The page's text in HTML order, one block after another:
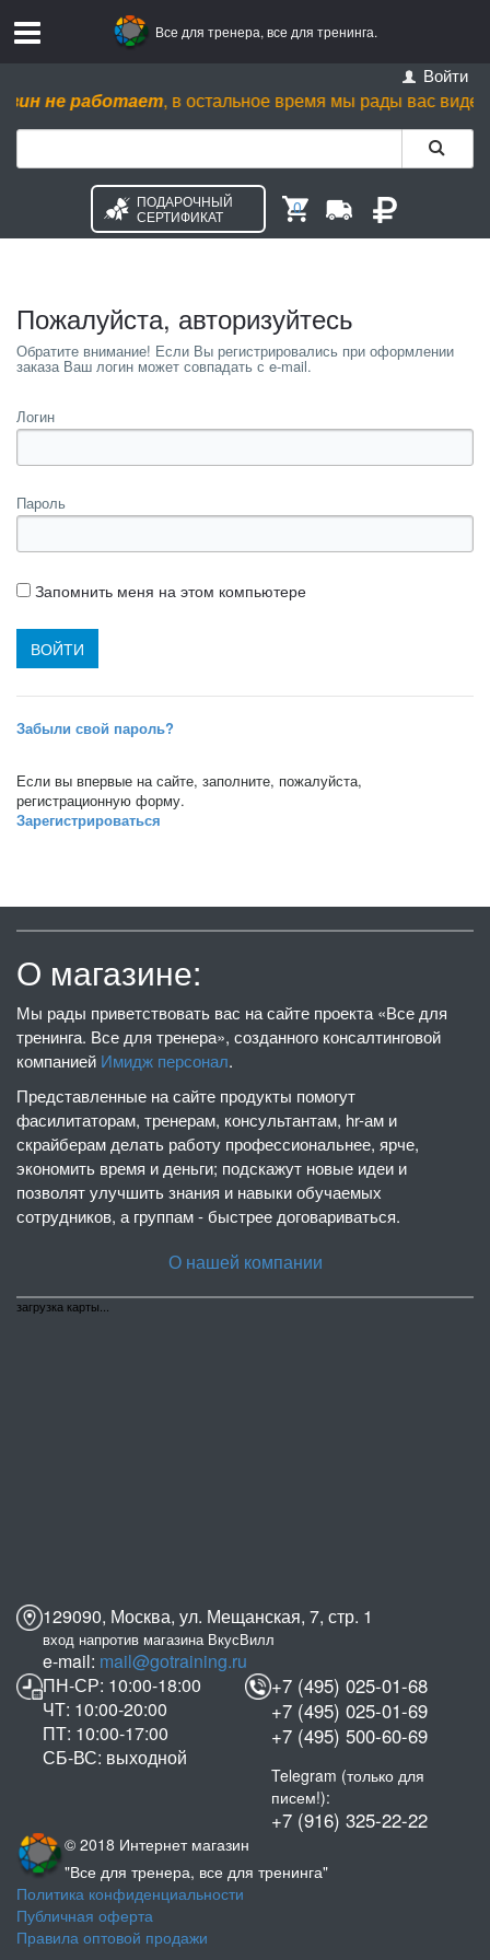
Все для тренера, все для тренинга.
Войти
не работает, в остальное время мы рады вас видеть
ПОДАРОЧНЫЙ
СЕРТИФИКАТ
0
Пожалуйста, авторизуйтесь
Логин
Пароль
Запомнить меня на этом компьютере
Забыли свой пароль?
Если вы впервые на сайте, заполните, пожалуйста,
регистрационную форму.
Зарегистрироваться
загрузка карты...
О магазине:
Мы рады приветствовать вас на сайте проекта «Все для
тренинга. Все для тренера», созданного консалтинговой
компанией Имидж персонал.
Представленные на сайте продукты помогут
фасилитаторам, тренерам, консультантам, hr-ам и
скрайберам делать работу профессиональнее, ярче,
экономить время и деньги; подскажут новые идеи и
позволят улучшить знания и навыки обучаемых
сотрудников, а группам - быстрее договариваться.
О нашей компании
129090, Москва, ул. Мещанская, 7, стр. 1
вход напротив магазина ВкусВилл
e-mail: mail@gotraining.ru
ПН-СР: 10:00-18:00
ЧТ: 10:00-20:00
ПТ: 10:00-17:00
СБ-ВС: выходной
+7 (495) 025-01-68
+7 (495) 025-01-69
+7 (495) 500-60-69
Telegram (только для
писем!):
+7 (916) 325-22-22
© 2018 Интернет магазин
"Все для тренера, все для тренинга"
Политика конфиденциальности
Публичная оферта
Правила оптовой продажи